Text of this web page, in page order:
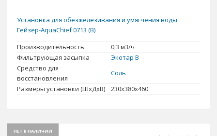
Установка для обезжелезивания и умягчения воды
Гейзер-AquaChief 0713 (B)
Производительность
0,3 м3/ч
Фильтрующая засыпка
Экотар В
Средство для
восстановления
Соль
Размеры установки (ШхДхВ)
230x380x460
НЕТ В НАЛИЧИИ